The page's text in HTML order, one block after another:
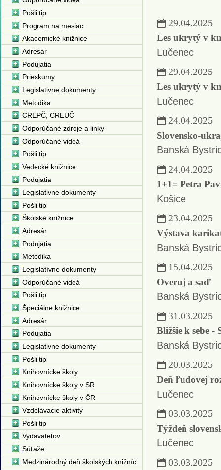
29.04.2025
Les ukrytý v
Lučenec
29.04.2025
Les ukrytý v
Lučenec
24.04.2025
Slovensko-
Banská
24.04.2025
1+1= Petra
Košice
23.04.2025
Výstava
Banská
15.04.2025
Overuj a saď
Banská
31.03.2025
Bližšie k sebe -
Banská
20.03.2025
Deň ľudovej
Lučenec
03.03.2025
Týždeň
Lučenec
03.03.2025
Pošli tip
Program na mesiac
Akademické knižnice
Adresár
Podujatia
Prieskumy
Legislativne dokumenty
Metodika
CREPČ, CREUČ
Odporúčané zdroje a linky
Odporúčané videá
Pošli tip
Vedecké knižnice
Podujatia
Legislativne dokumenty
Pošli tip
Školské knižnice
Adresár
Podujatia
Metodika
Legislatívne dokumenty
Odporúčané videá
Pošli tip
Špeciálne knižnice
Adresár
Podujatia
Legislativne dokumenty
Pošli tip
Knihovnícke školy
Knihovnícke školy v SR
Knihovnícke školy v ČR
Vzdelávacie aktivity
Pošli tip
Vydavateľov
Súťaže
Medzinárodný deň školských knižníc